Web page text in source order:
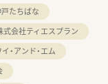
たちばな
式会社ティエスプラン
・アンド・エム